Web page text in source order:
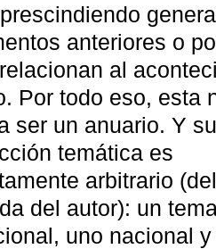
anteriores o
al
Por todo eso, esta
ser un anuario. Y
temática es
arbitrario
del autor): un
uno nacional